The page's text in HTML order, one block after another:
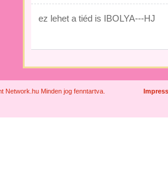
ez lehet a tiéd is IBOLYA---HJ
Network.hu Minden jog fenntartva.